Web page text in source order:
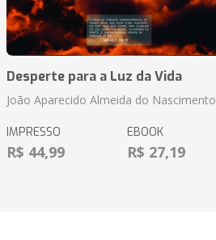
Desperte para a Luz da Vida
João Aparecido Almeida do Nascimento
IMPRESSO
R$ 44,99
EBOOK
R$ 27,19